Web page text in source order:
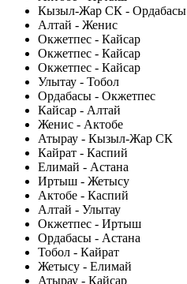
Кызыл-Жар СК - Ордабасы
Алтай - Женис
Окжетпес - Кайсар
Окжетпес - Кайсар
Окжетпес - Кайсар
Улытау - Тобол
Ордабасы - Окжетпес
Кайсар - Алтай
Женис - Актобе
Атырау - Кызыл-Жар СК
Кайрат - Каспий
Елимай - Астана
Иртыш - Жетысу
Актобе - Каспий
Алтай - Улытау
Окжетпес - Иртыш
Ордабасы - Астана
Тобол - Кайрат
Жетысу - Елимай
Атырау - Кайсар